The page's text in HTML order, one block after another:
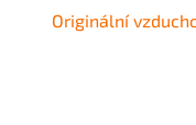
Originální